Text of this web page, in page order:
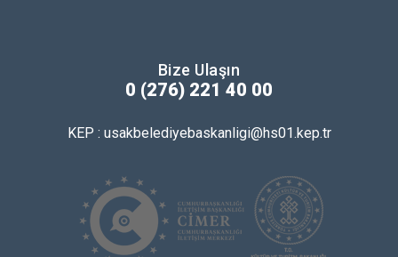
Bize Ulaşın
0 (276) 221 40 00
KEP : usakbelediyebaskanligi@hs01.kep.tr